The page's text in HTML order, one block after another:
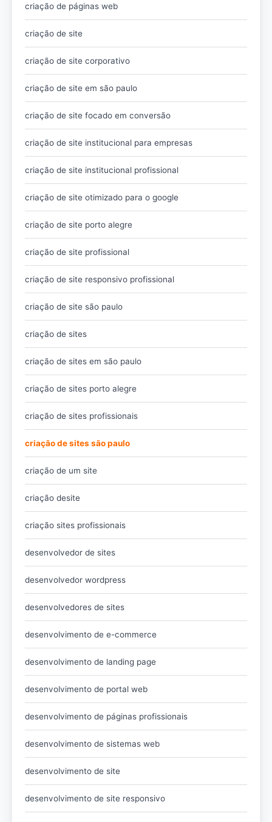
criação de páginas web
criação de site
criação de site corporativo
criação de site em são paulo
criação de site focado em conversão
criação de site institucional para empresas
criação de site institucional profissional
criação de site otimizado para o google
criação de site porto alegre
criação de site profissional
criação de site responsivo profissional
criação de site são paulo
criação de sites
criação de sites em são paulo
criação de sites porto alegre
criação de sites profissionais
criação de sites são paulo
criação de um site
criação desite
criação sites profissionais
desenvolvedor de sites
desenvolvedor wordpress
desenvolvedores de sites
desenvolvimento de e-commerce
desenvolvimento de landing page
desenvolvimento de portal web
desenvolvimento de páginas profissionais
desenvolvimento de sistemas web
desenvolvimento de site
desenvolvimento de site responsivo